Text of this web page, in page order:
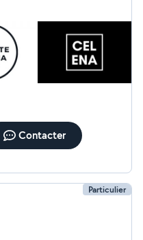
Contacter
Particulier